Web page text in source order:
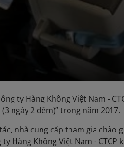
ty Hàng Không Việt Nam -
ngày 2 đêm)” trong năm 2017.
nhà cung cấp tham gia chào
Hàng Không Việt Nam -